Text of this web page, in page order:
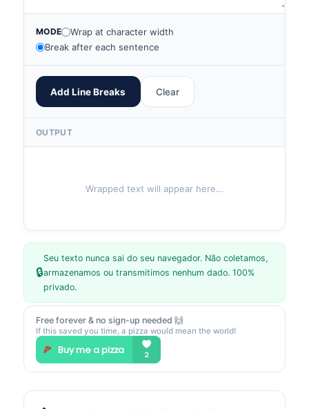
MODE
Wrap at character width
Break after each sentence
Add Line Breaks Clear
OUTPUT
Wrapped text will appear here…
🔒
Seu texto nunca sai do seu navegador. Não coletamos,
armazenamos ou transmitimos nenhum dado. 100%
privado.
Free forever & no sign-up needed 🙌
If this saved you time, a pizza would mean the world!